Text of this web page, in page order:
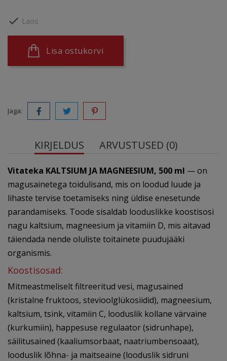
 Laos
Lisa ostukorvi
Jaga:
KIRJELDUS ARVUSTUSED (0)
Vitateka KALTSIUM JA MAGNEESIUM, 500 ml — on
magusainetega toidulisand, mis on loodud luude ja
lihaste tervise toetamiseks ning üldise enesetunde
parandamiseks. Toode sisaldab looduslikke koostisosi
nagu kaltsium, magneesium ja vitamiin D, mis aitavad
täiendada nende oluliste toitainete puudujääki
organismis.
Koostisosad:
Mitmeastmeliselt filtreeritud vesi, magusained
(kristalne fruktoos, stevioolglükosiidid), magneesium,
kaltsium, tsink, vitamiin C, looduslik kollane värvaine
(kurkumiin), happesuse regulaator (sidrunhape),
säilitusained (kaaliumsorbaat, naatriumbensoaat),
looduslik lõhna- ja maitseaine (looduslik sidruni